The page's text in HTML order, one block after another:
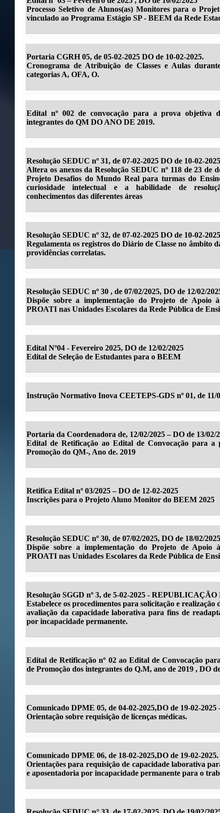
Processo Seletivo de Alunos(as) Monitores para o
vinculado ao Programa Estágio SP - BEEM da Rede
Portaria CGRH 05, de 05-02-2025 DO de 10-02-2025.
Cronograma de Atribuição de Classes e Aulas
categorias A, OFA, O.
Edital nº 002 de convocação para a prova objetiva
integrantes do QM DO ANO DE 2019.
Resolução SEDUC nº 31, de 07-02-2025 DO de 10-02-
Altera os anexos da Resolução SEDUC nº 118 de 23 de
Projeto Desafios do Mundo Real para turmas do
curiosidade intelectual e a habilidade de
conhecimentos das diferentes áreas
Resolução SEDUC nº 32, de 07-02-2025 DO de 10-02-
Regulamenta os registros do Diário de Classe no âmbito
providências correlatas.
Resolução SEDUC nº 30 , de 07/02/2025, DO de 12/02/
Dispõe sobre a implementação do Projeto de Apoio
PROATI nas Unidades Escolares da Rede Pública de
Edital Nº04 - Fevereiro 2025, DO de 12/02/2025
Edital de Seleção de Estudantes para o BEEM
Instrução Normativo Inova CEETEPS-GDS nº 01, de 11/
Portaria da Coordenadora de, 12/02/2025 – DO de 13/02/
Edital de Retificação ao Edital de Convocação para a
Promoção do QM-, Ano de. 2019
Retifica Edital nº 03/2025 – DO de 12-02-2025
Inscrições para o Projeto Aluno Monitor do BEEM 2025
Resolução SEDUC nº 30, de 07/02/2025, DO de 18/02/
Dispõe sobre a implementação do Projeto de Apoio
PROATI nas Unidades Escolares da Rede Pública de
Resolução SGGD nº 3, de 5-02-2025 - REPUBLICAÇÃO
Estabelece os procedimentos para solicitação e realização
avaliação da capacidade laborativa para fins de
por incapacidade permanente.
Edital de Retificação nº 02 ao Edital de Convocação
de Promoção dos integrantes do Q.M, ano de 2019 , DO
Comunicado DPME 05, de 04-02-2025,DO de 19-02-
Orientação sobre requisição de licenças médicas.
Comunicado DPME 06, de 18-02-2025,DO de 19-02-2025.
Orientações para requisição de capacidade laborativa
e aposentadoria por incapacidade permanente para o